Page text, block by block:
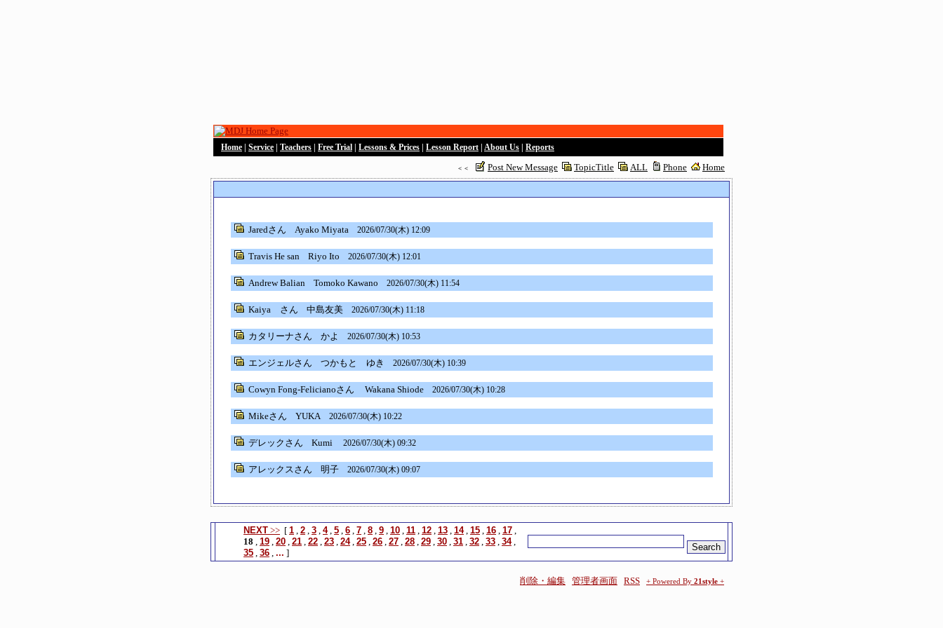
Home Service Teachers Free Trial Lessons & Prices Lesson Report About Us Reports
＜＜ Post New Message TopicTitle ALL Phone Home
Jaredさん Ayako Miyata 2026/07/30(木) 12:09
Travis He sanRiyo Ito 2026/07/30(木) 12:01
Andrew BalianTomoko Kawano 2026/07/30(木) 11:54
Kaiya さん 中島友美 2026/07/30(木) 11:18
カタリーナさん かよ 2026/07/30(木) 10:53
エンジェルさん つかもと ゆき 2026/07/30(木) 10:39
Cowyn Fong-Felicianoさん Wakana Shiode 2026/07/30(木) 10:28
Mikeさん YUKA 2026/07/30(木) 10:22
デレックさん Kumi 2026/07/30(木) 09:32
アレックスさん 明子 2026/07/30(木) 09:07
NEXT >> [ 1 , 2 , 3 , 4, 5 , 6 , 7 , 8 , 9 , 10 , 11 , 12 , 13 , 14, 15 , 16 , 17 ,
18 , 19 , 20 , 21 , 22 , 23 , 24, 25 , 26 , 27 , 28 , 29 , 30 , 31 , 32 , 33 , 34,
35 , 36 , ... ]
削除・編集 管理者画面 RSS + Powered By 21style +